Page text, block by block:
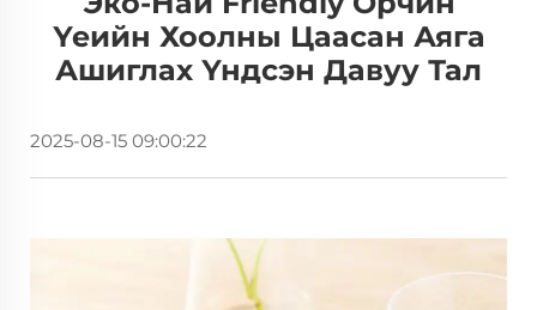
Үеийн Хоолны Цаасан Аяга
Ашиглах Үндсэн Давуу Тал
2025-08-15 09:00:22